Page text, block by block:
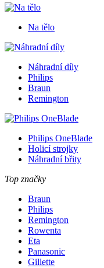
Na tělo
Náhradní díly
Philips
Braun
Remington
Philips OneBlade
Holicí strojky
Náhradní břity
Top značky
Braun
Philips
Remington
Rowenta
Eta
Panasonic
Gillette